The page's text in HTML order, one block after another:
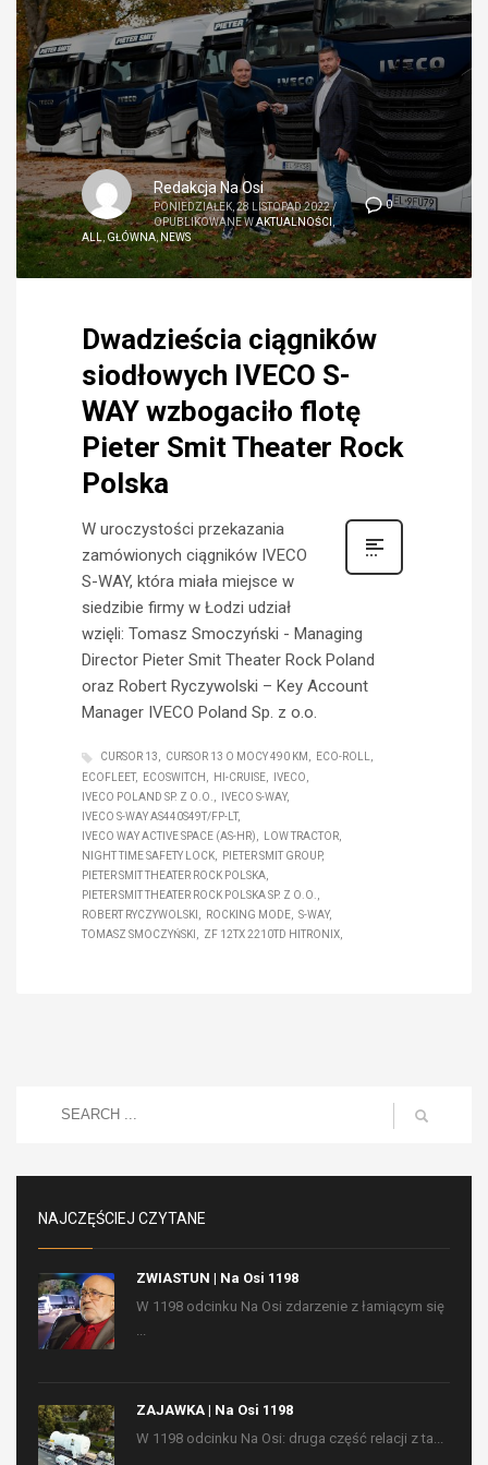
0
Redakcja Na Osi
PONIEDZIAŁEK, 28 LISTOPAD 2022/
OPUBLIKOWANE WAKTUALNOŚCI,
ALL, GŁÓWNA,NEWS
Dwadzieścia ciągników
siodłowych IVECO S-
WAY wzbogaciło flotę
Pieter Smit Theater Rock
Polska
W uroczystości przekazania
zamówionych ciągników IVECO
S-WAY, która miała miejsce w
siedzibie firmy w Łodzi udział
wzięli: Tomasz Smoczyński - Managing
Director Pieter Smit Theater Rock Poland
oraz Robert Ryczywolski – Key Account
Manager IVECO Poland Sp. z o.o.
CURSOR 13 CURSOR 13 O MOCY 490 KM
ECO-ROLL
ECOFLEET
ECOSWITCH HI-CRUISE
IVECO
IVECO POLAND SP. Z O.O.
IVECO S-WAY
IVECO S-WAY AS440S49T/FP-LT
IVECO WAY ACTIVE SPACE (AS-HR)
LOW TRACTOR
NIGHT TIME SAFETY LOCK
PIETER SMIT GROUP
PIETER SMIT THEATER ROCK POLSKA
PIETER SMIT THEATER ROCK POLSKA SP. Z O.O.
ROBERT RYCZYWOLSKI
ROCKING MODE
S-WAY
TOMASZ SMOCZYŃSKI
ZF 12TX 2210TD HITRONIX
NAJCZĘŚCIEJ CZYTANE
ZWIASTUN | Na Osi 1198
W 1198 odcinku Na Osi zdarzenie z łamiącym się
ZAJAWKA | Na Osi 1198
W 1198 odcinku Na Osi: druga część relacji z ta...